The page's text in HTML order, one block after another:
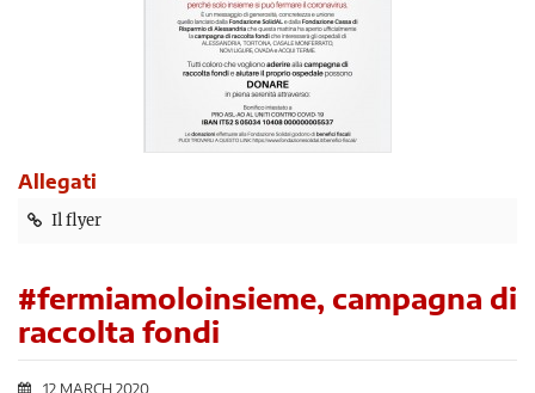
Allegati
Il flyer
#fermiamoloinsieme, campagna di
raccolta fondi
12 MARCH 2020